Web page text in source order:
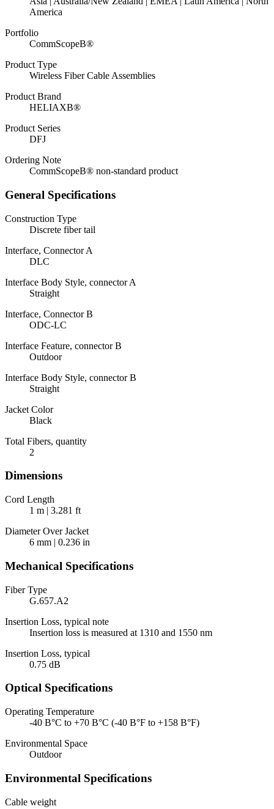
America
Portfolio
CommScopeВ®
Product Type
Wireless Fiber Cable Assemblies
Product Brand
HELIAXВ®
Product Series
DFJ
Ordering Note
CommScopeВ® non-standard product
General Specifications
Construction Type
Discrete fiber tail
Interface, Connector A
DLC
Interface Body Style, connector A
Straight
Interface, Connector B
ODC-LC
Interface Feature, connector B
Outdoor
Interface Body Style, connector B
Straight
Jacket Color
Black
Total Fibers, quantity
2
Dimensions
Cord Length
1 m | 3.281 ft
Diameter Over Jacket
6 mm | 0.236 in
Mechanical Specifications
Fiber Type
G.657.A2
Insertion Loss, typical note
Insertion loss is measured at 1310 and 1550 nm
Insertion Loss, typical
0.75 dB
Optical Specifications
Operating Temperature
-40 В°C to +70 В°C (-40 В°F to +158 В°F)
Environmental Space
Outdoor
Environmental Specifications
Cable weight